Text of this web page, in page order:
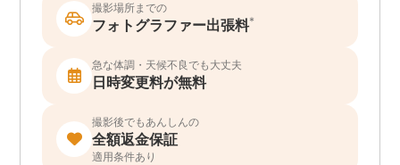
撮影場所までの
フォトグラファー出張料*
急な体調・天候不良でも大丈夫
日時変更料が無料
撮影後でもあんしんの
全額返金保証
適用条件あり